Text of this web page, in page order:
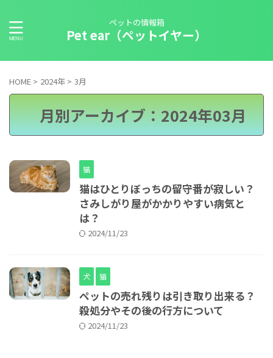
ペットの情報箱
Pet ear（ペットイヤー）
HOME > 2024年 > 3月
月別アーカイブ：2024年03月
猫
猫はひとりぼっちの留守番が寂しい？
さみしがり屋がかかりやすい病気と
は？
2024/11/23
犬 猫
ペットの売れ残りは引き取り出来る？
殺処分やその後の行方について
2024/11/23